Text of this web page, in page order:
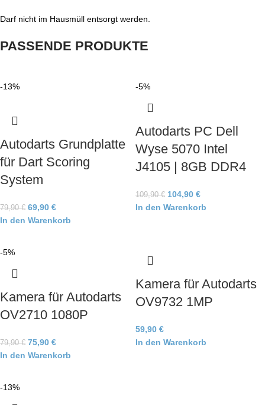
Darf nicht im Hausmüll entsorgt werden.
PASSENDE PRODUKTE
-13%
Autodarts Grundplatte
für Dart Scoring
System
79,90€ 69,90 €
In den Warenkorb
-5%
Autodarts PC Dell
Wyse 5070 Intel
J4105 | 8GB DDR4
109,90€ 104,90 €
In den Warenkorb
-5%
Kamera für Autodarts
OV2710 1080P
79,90€ 75,90 €
In den Warenkorb
Kamera für Autodarts
OV9732 1MP
59,90 €
In den Warenkorb
-13%